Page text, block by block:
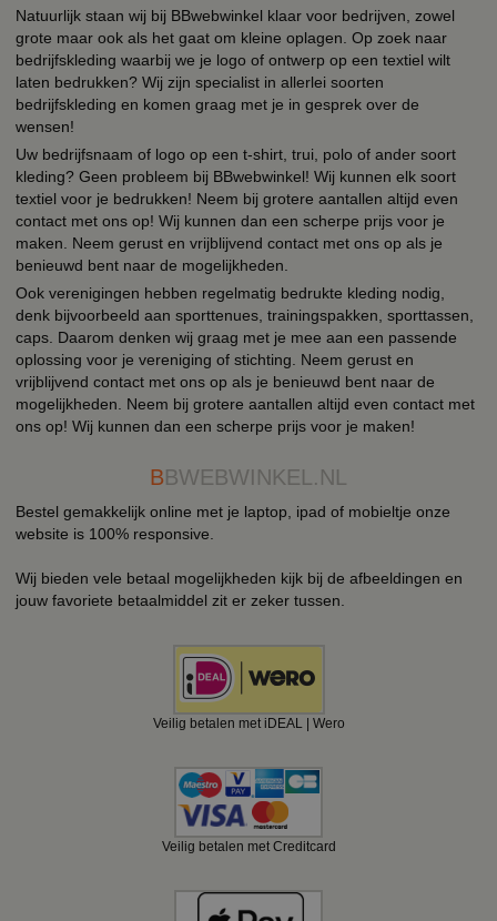
Natuurlijk staan wij bij BBwebwinkel klaar voor bedrijven, zowel
grote maar ook als het gaat om kleine oplagen. Op zoek naar
bedrijfskleding waarbij we je logo of ontwerp op een textiel wilt
laten bedrukken? Wij zijn specialist in allerlei soorten
bedrijfskleding en komen graag met je in gesprek over de
wensen!
Uw bedrijfsnaam of logo op een t-shirt, trui, polo of ander soort
kleding? Geen probleem bij BBwebwinkel! Wij kunnen elk soort
textiel voor je bedrukken! Neem bij grotere aantallen altijd even
contact met ons op! Wij kunnen dan een scherpe prijs voor je
maken. Neem gerust en vrijblijvend contact met ons op als je
benieuwd bent naar de mogelijkheden.
Ook verenigingen hebben regelmatig bedrukte kleding nodig,
denk bijvoorbeeld aan sporttenues, trainingspakken, sporttassen,
caps. Daarom denken wij graag met je mee aan een passende
oplossing voor je vereniging of stichting. Neem gerust en
vrijblijvend contact met ons op als je benieuwd bent naar de
mogelijkheden. Neem bij grotere aantallen altijd even contact met
ons op! Wij kunnen dan een scherpe prijs voor je maken!
BBWEBWINKEL.NL
Bestel gemakkelijk online met je laptop, ipad of mobieltje onze
website is 100% responsive.
Wij bieden vele betaal mogelijkheden kijk bij de afbeeldingen en
jouw favoriete betaalmiddel zit er zeker tussen.
Veilig betalen met iDEAL | Wero
Veilig betalen met Creditcard